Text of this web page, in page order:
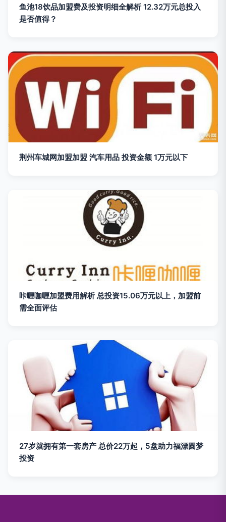
鱼池18饮品加盟费及投资明细全解析 12.32万元总投入
是否值得？
荆州车城网加盟加盟 汽车用品 投资金额 1万元以下
咔喱咖喱加盟费用解析 总投资15.06万元以上，加盟前
需全面评估
27岁就拥有第一套房产 总价22万起，5盘助力福漂圆梦
投资